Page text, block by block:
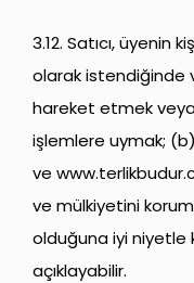
3.12. Satıcı, üyenin
olarak istendiğinde
hareket etmek
işlemlere uymak; (b)
ve
ve mülkiyetini
olduğuna iyi
açıklayabilir.